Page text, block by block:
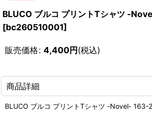
BLUCO ブルコ プリントTシャツ -
[bc260510001]
販売価格: 4,400円(税込)
商品詳細
BLUCO ブルコ プリントTシャツ -Novel- 163-